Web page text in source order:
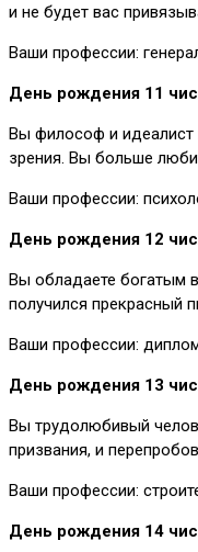
и не будет вас
Ваши профессии:
День рождения 11
Вы философ и идеалист
зрения. Вы больше
Ваши профессии:
День рождения 12
Вы обладаете богатым
получился прекрасный
Ваши профессии:
День рождения 13
Вы трудолюбивый
призвания, и
Ваши профессии:
День рождения 14